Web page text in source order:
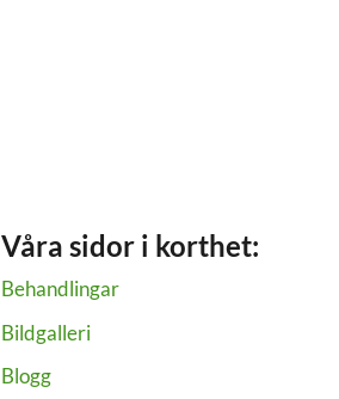
Våra sidor i korthet:
Behandlingar
Bildgalleri
Blogg